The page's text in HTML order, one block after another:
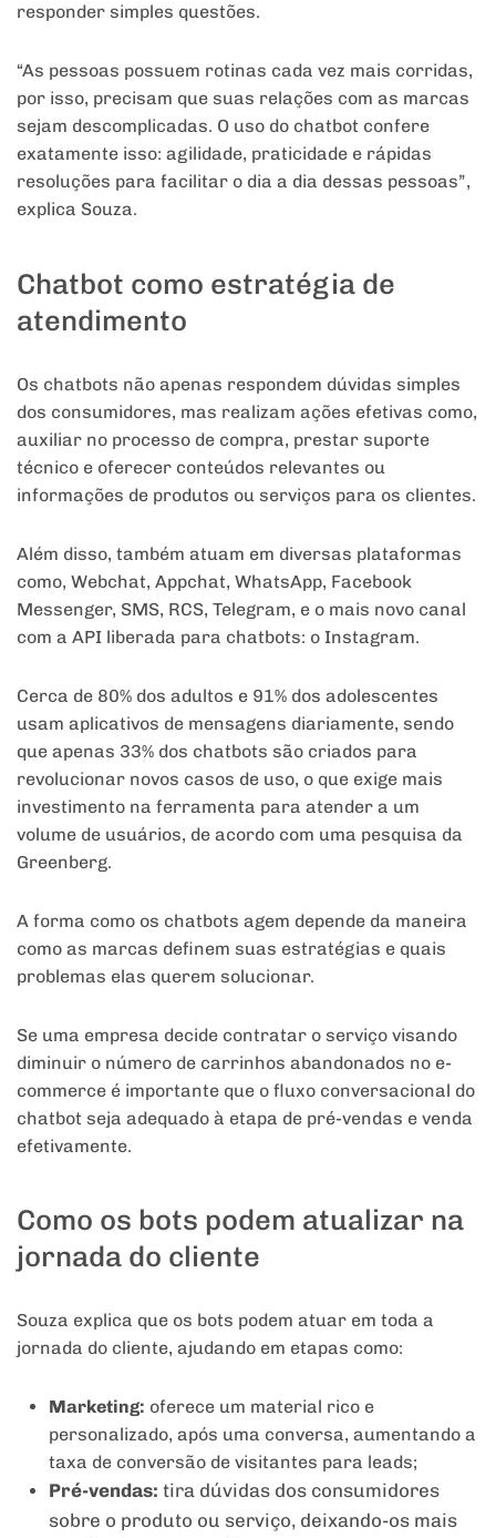
responder simples questões.
“As pessoas possuem rotinas cada vez mais corridas,
por isso, precisam que suas relações com as marcas
sejam descomplicadas. O uso do chatbot confere
exatamente isso: agilidade, praticidade e rápidas
resoluções para facilitar o dia a dia dessas pessoas”,
explica Souza.
Chatbot como estratégia de
atendimento
Os chatbots não apenas respondem dúvidas simples
dos consumidores, mas realizam ações efetivas como,
auxiliar no processo de compra, prestar suporte
técnico e oferecer conteúdos relevantes ou
informações de produtos ou serviços para os clientes.
Além disso, também atuam em diversas plataformas
como, Webchat, Appchat, WhatsApp, Facebook
Messenger, SMS, RCS, Telegram, e o mais novo canal
com a API liberada para chatbots: o Instagram.
Cerca de 80% dos adultos e 91% dos adolescentes
usam aplicativos de mensagens diariamente, sendo
que apenas 33% dos chatbots são criados para
revolucionar novos casos de uso, o que exige mais
investimento na ferramenta para atender a um
volume de usuários, de acordo com uma pesquisa da
Greenberg.
A forma como os chatbots agem depende da maneira
como as marcas definem suas estratégias e quais
problemas elas querem solucionar.
Se uma empresa decide contratar o serviço visando
diminuir o número de carrinhos abandonados no e-
commerce é importante que o fluxo conversacional do
chatbot seja adequado à etapa de pré-vendas e venda
efetivamente.
Como os bots podem atualizar na
jornada do cliente
Souza explica que os bots podem atuar em toda a
jornada do cliente, ajudando em etapas como:
Marketing: oferece um material rico e
personalizado, após uma conversa, aumentando a
taxa de conversão de visitantes para leads;
Pré-vendas: tira dúvidas dos consumidores
sobre o produto ou serviço, deixando-os mais